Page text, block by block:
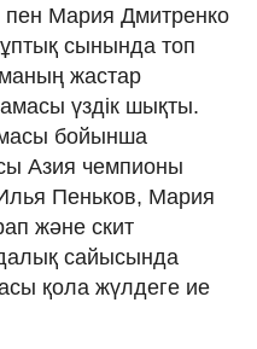
Мария Дмитренко
сынында топ
жастар
үздік шықты.
бойынша
Азия чемпионы
Пеньков, Мария
және скит
сайысында
қола жүлдеге ие